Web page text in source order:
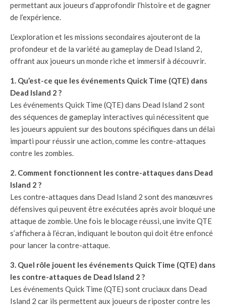
permettant aux joueurs d’approfondir l’histoire et de gagner
de l’expérience.
L’exploration et les missions secondaires ajouteront de la
profondeur et de la variété au gameplay de Dead Island 2,
offrant aux joueurs un monde riche et immersif à découvrir.
1. Qu’est-ce que les événements Quick Time (QTE) dans
Dead Island 2 ?
Les événements Quick Time (QTE) dans Dead Island 2 sont
des séquences de gameplay interactives qui nécessitent que
les joueurs appuient sur des boutons spécifiques dans un délai
imparti pour réussir une action, comme les contre-attaques
contre les zombies.
2. Comment fonctionnent les contre-attaques dans Dead
Island 2 ?
Les contre-attaques dans Dead Island 2 sont des manœuvres
défensives qui peuvent être exécutées après avoir bloqué une
attaque de zombie. Une fois le blocage réussi, une invite QTE
s’affichera à l’écran, indiquant le bouton qui doit être enfoncé
pour lancer la contre-attaque.
3. Quel rôle jouent les événements Quick Time (QTE) dans
les contre-attaques de Dead Island 2 ?
Les événements Quick Time (QTE) sont cruciaux dans Dead
Island 2 car ils permettent aux joueurs de riposter contre les